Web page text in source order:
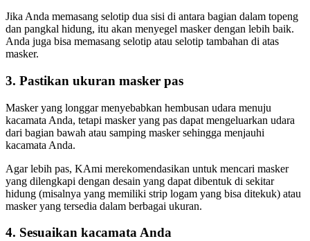
Jika Anda memasang selotip dua sisi di antara bagian dalam topeng
dan pangkal hidung, itu akan menyegel masker dengan lebih baik.
Anda juga bisa memasang selotip atau selotip tambahan di atas
masker.
3. Pastikan ukuran masker pas
Masker yang longgar menyebabkan hembusan udara menuju
kacamata Anda, tetapi masker yang pas dapat mengeluarkan udara
dari bagian bawah atau samping masker sehingga menjauhi
kacamata Anda.
Agar lebih pas, KAmi merekomendasikan untuk mencari masker
yang dilengkapi dengan desain yang dapat dibentuk di sekitar
hidung (misalnya yang memiliki strip logam yang bisa ditekuk) atau
masker yang tersedia dalam berbagai ukuran.
4. Sesuaikan kacamata Anda